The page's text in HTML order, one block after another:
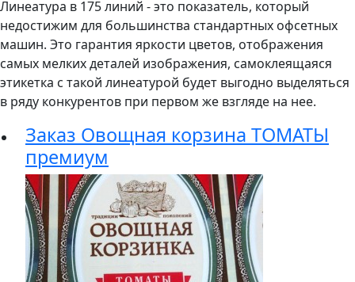
Линеатура в 175 линий - это показатель, который
недостижим для большинства стандартных офсетных
машин. Это гарантия яркости цветов, отображения
самых мелких деталей изображения, самоклеящаяся
этикетка с такой линеатурой будет выгодно выделяться
в ряду конкурентов при первом же взгляде на нее.
Заказ Овощная корзина ТОМАТЫ
премиум